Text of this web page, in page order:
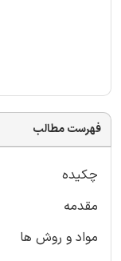
فهرست مطالب
چکیده
مقدمه
مواد و روش ها